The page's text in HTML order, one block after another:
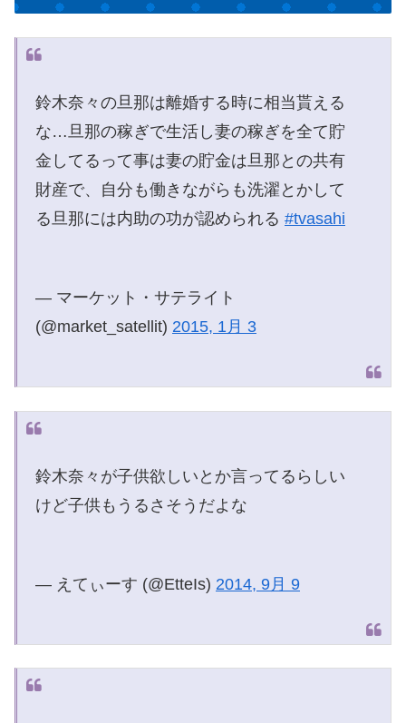
鈴木奈々の旦那は離婚する時に相当貰える
な…旦那の稼ぎで生活し妻の稼ぎを全て貯
金してるって事は妻の貯金は旦那との共有
財産で、自分も働きながらも洗濯とかして
る旦那には内助の功が認められる #tvasahi
— マーケット・サテライト
(@market_satellit) 2015, 1月 3
鈴木奈々が子供欲しいとか言ってるらしい
けど子供もうるさそうだよな
— えてぃーす (@EtteIs) 2014, 9月 9